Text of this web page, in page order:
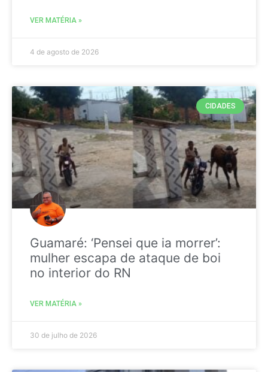
VER MATÉRIA »
4 de agosto de 2026
CIDADES
Guamaré: ‘Pensei que ia morrer’:
mulher escapa de ataque de boi
no interior do RN
VER MATÉRIA »
30 de julho de 2026